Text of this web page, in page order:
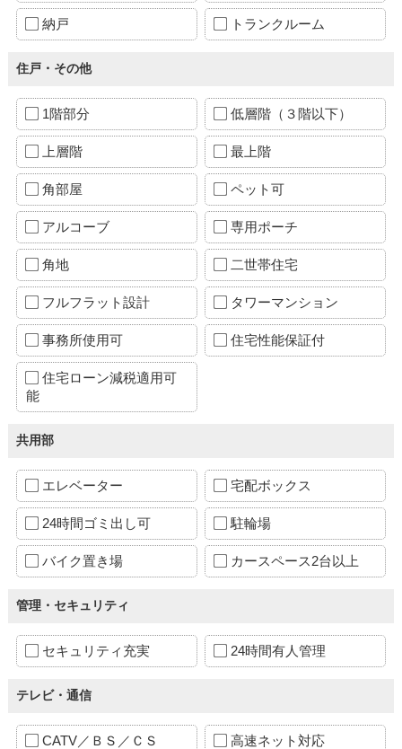
納戸 トランクルーム
住戸・その他
1階部分 低層階（３階以下）
上層階 最上階
角部屋 ペット可
アルコーブ 専用ポーチ
角地 二世帯住宅
フルフラット設計 タワーマンション
事務所使用可 住宅性能保証付
住宅ローン減税適用可
能
共用部
エレベーター 宅配ボックス
24時間ゴミ出し可 駐輪場
バイク置き場 カースペース2台以上
管理・セキュリティ
セキュリティ充実 24時間有人管理
テレビ・通信
CATV／ＢＳ／ＣＳ 高速ネット対応